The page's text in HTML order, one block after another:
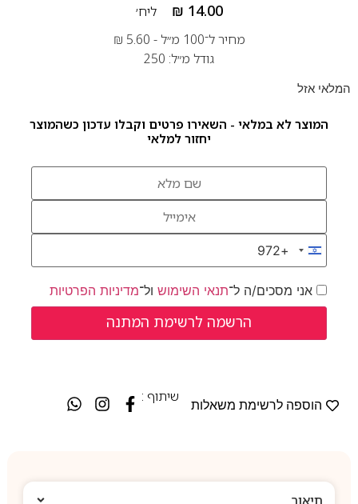
₪ 14.00
ליח׳
מחיר ל־100 מ״ל -
₪ 5.60
גודל מ״ל: 250
המלאי אזל
המוצר לא במלאי - השאירו פרטים וקבלו עדכון כשהמוצר
יחזור למלאי
Israel +972
+972
אני מסכים/ה ל־תנאי השימושול־מדיניות הפרטיות
הוספה לרשימת משאלות
שיתוף :